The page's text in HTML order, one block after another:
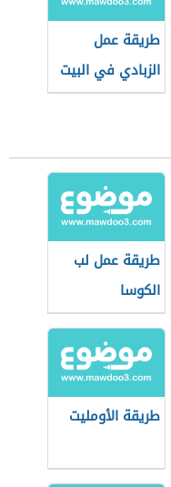
طريقة عمل
الزبادي في البيت
طريقة عمل لب
الكوسا
طريقة الأومليت